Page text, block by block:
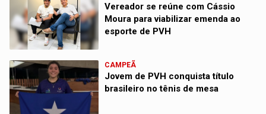
Vereador se reúne com Cássio
Moura para viabilizar emenda ao
esporte de PVH
CAMPEÃ
Jovem de PVH conquista título
brasileiro no tênis de mesa